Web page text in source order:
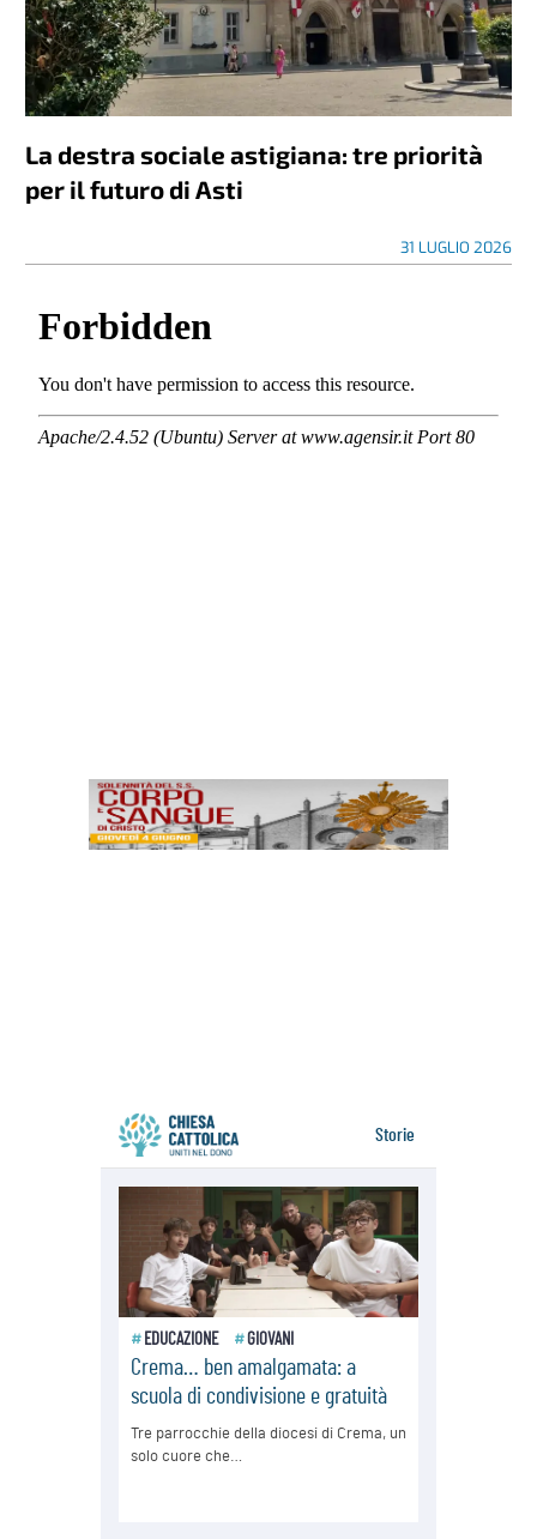
La destra sociale astigiana: tre priorità
per il futuro di Asti
31 LUGLIO 2026